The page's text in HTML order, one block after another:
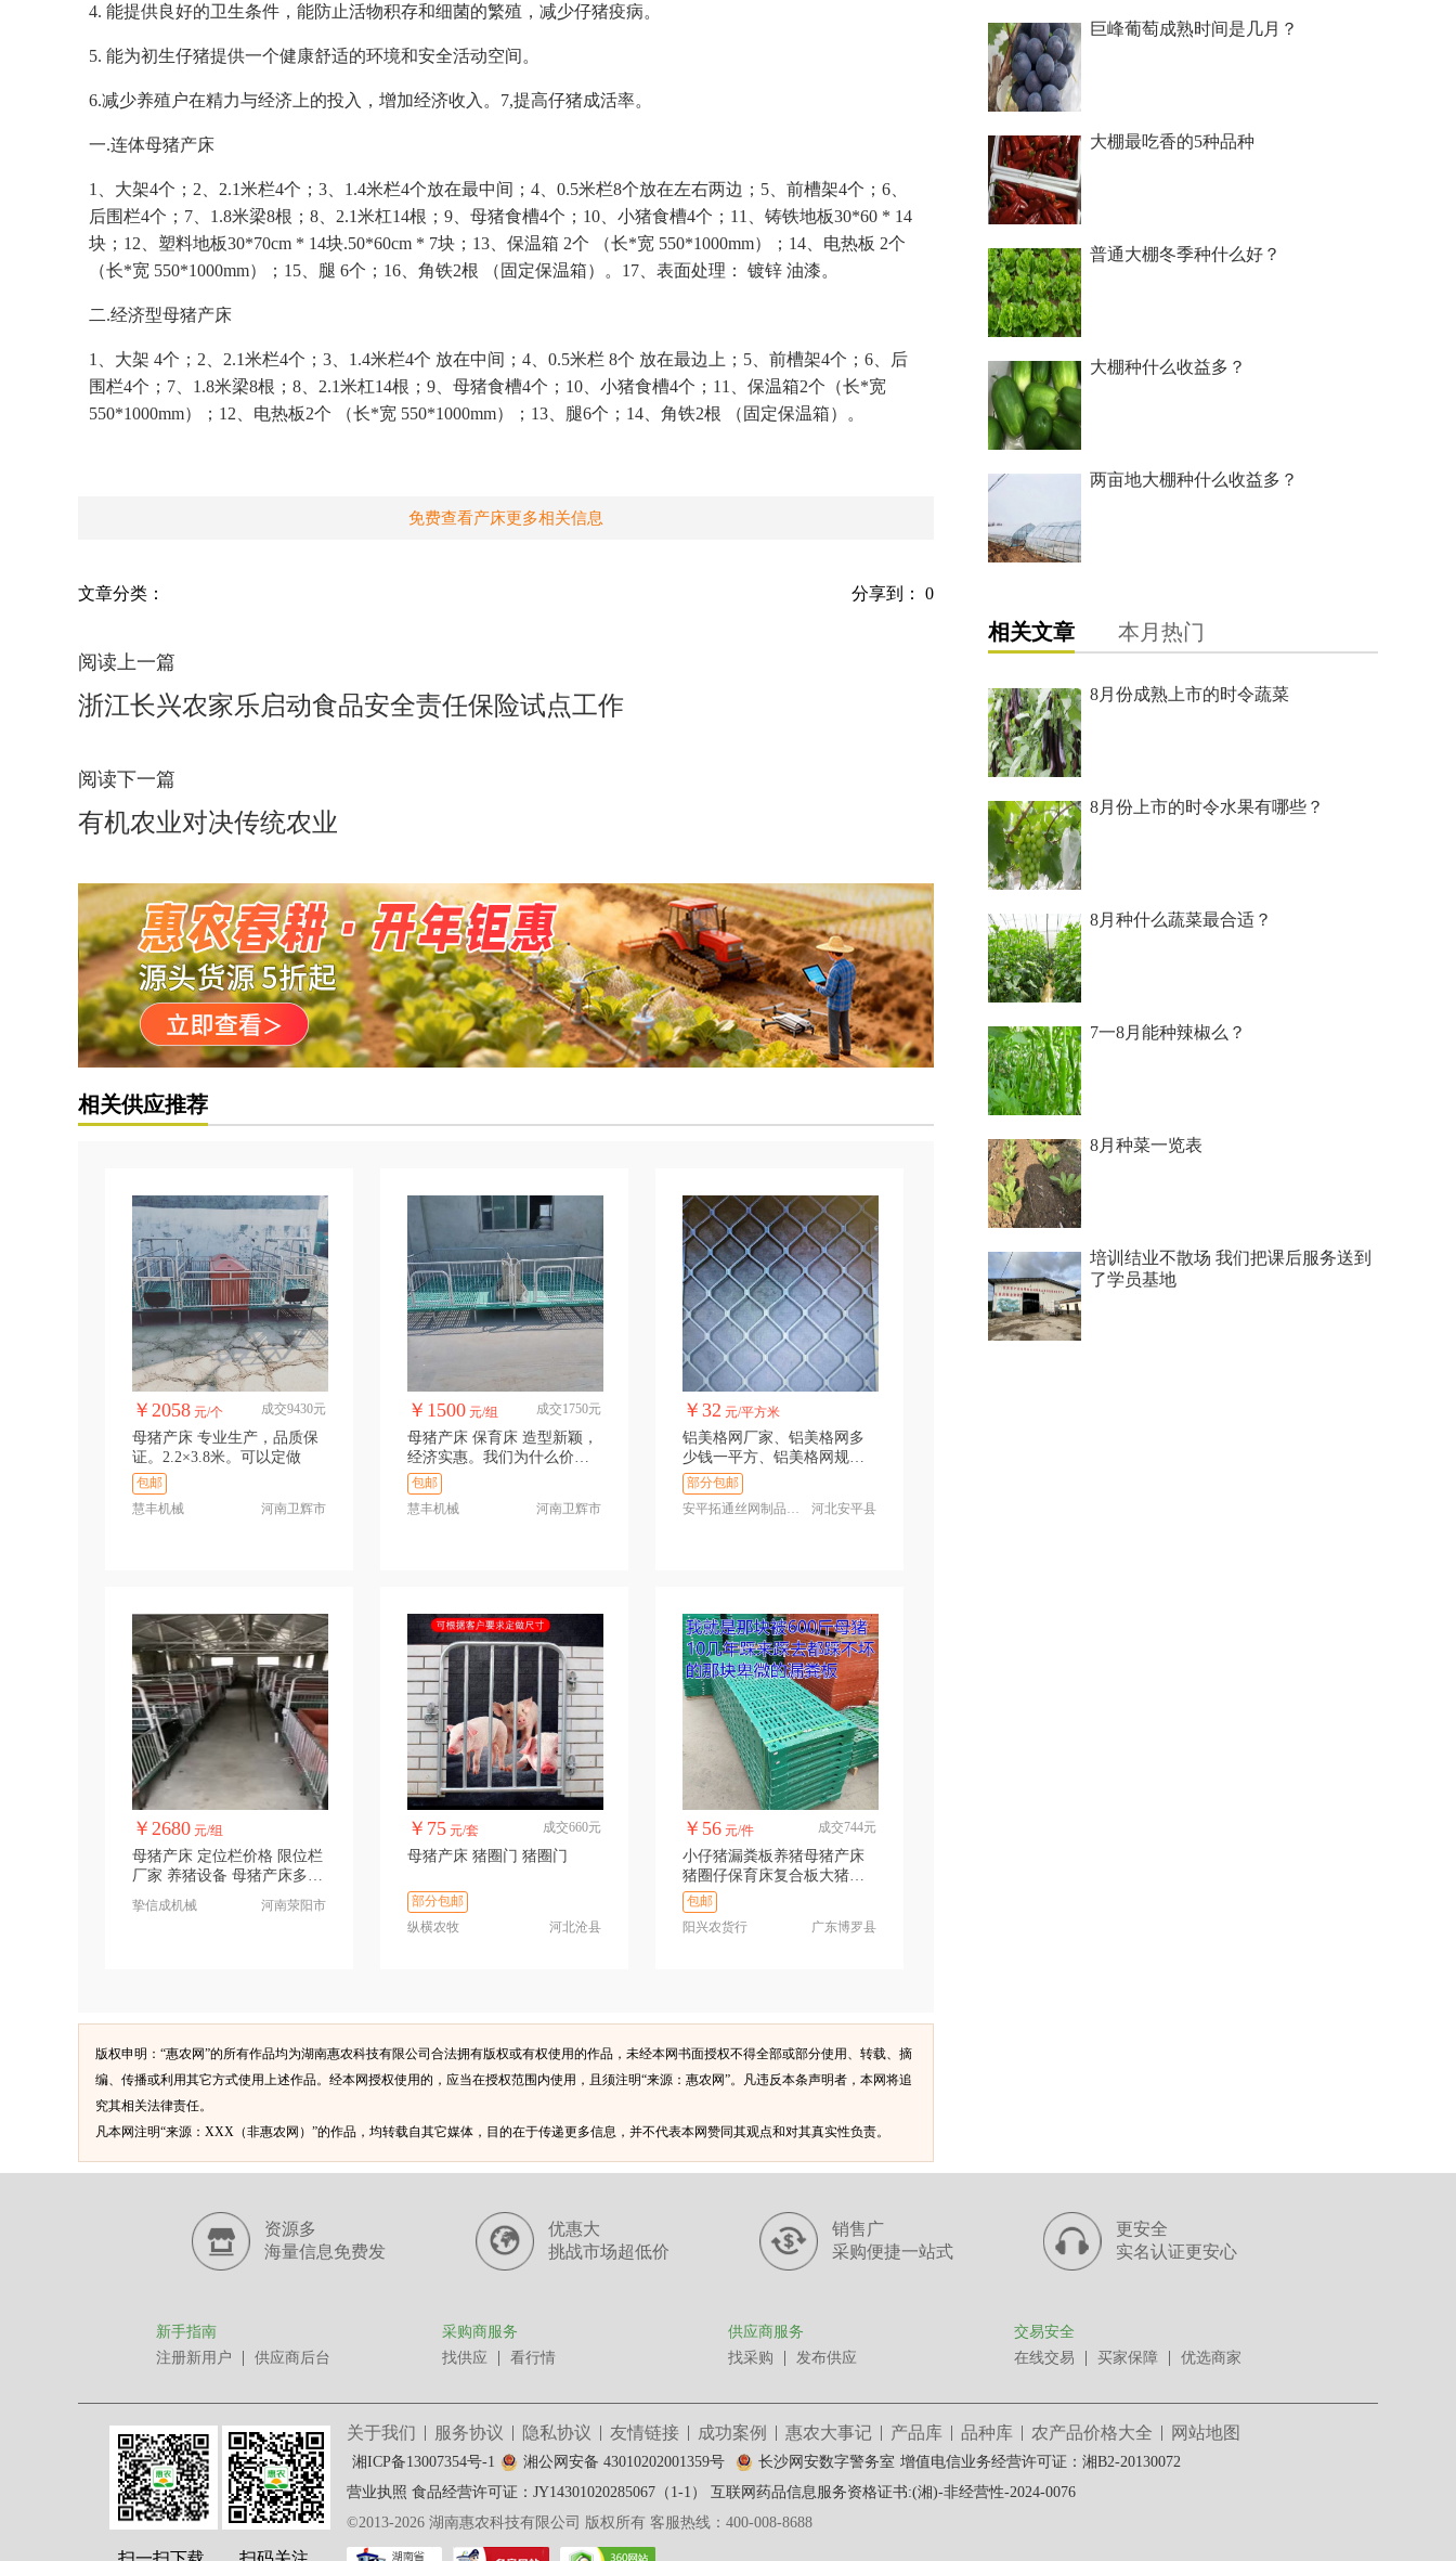
4. 能提供良好的卫生条件，能防止活物积存和细菌的繁殖，减少仔猪疫病。
5. 能为初生仔猪提供一个健康舒适的环境和安全活动空间。
6.减少养殖户在精力与经济上的投入，增加经济收入。7,提高仔猪成活率。
一.连体母猪产床
1、大架4个；2、2.1米栏4个；3、1.4米栏4个放在最中间；4、0.5米栏8个放在左右两边；5、前槽架4个；6、
后围栏4个；7、1.8米梁8根；8、2.1米杠14根；9、母猪食槽4个；10、小猪食槽4个；11、铸铁地板30*60 * 14
块；12、塑料地板30*70cm * 14块.50*60cm * 7块；13、保温箱 2个 （长*宽 550*1000mm）；14、电热板 2个
（长*宽 550*1000mm）；15、腿 6个；16、角铁2根 （固定保温箱）。17、表面处理： 镀锌 油漆。
二.经济型母猪产床
1、大架 4个；2、2.1米栏4个；3、1.4米栏4个 放在中间；4、0.5米栏 8个 放在最边上；5、前槽架4个；6、后
围栏4个；7、1.8米梁8根；8、2.1米杠14根；9、母猪食槽4个；10、小猪食槽4个；11、保温箱2个（长*宽
550*1000mm）；12、电热板2个 （长*宽 550*1000mm）；13、腿6个；14、角铁2根 （固定保温箱）。
免费查看产床更多相关信息
文章分类： 分享到： 0
阅读上一篇
浙江长兴农家乐启动食品安全责任保险试点工作
阅读下一篇
有机农业对决传统农业
相关供应推荐
￥2058 元/个 成交9430元
母猪产床 专业生产，品质保
证。2.2×3.8米。可以定做
包邮
慧丰机械
河南卫辉市
￥1500 元/组 成交1750元
母猪产床 保育床 造型新颖，
经济实惠。我们为什么价格
这么低
包邮
慧丰机械
河南卫辉市
￥32 元/平方米
铝美格网厂家、铝美格网多
少钱一平方、铝美格网规格
铝美格网用途
部分包邮
河北安平县
￥2680 元/组
母猪产床 定位栏价格 限位栏
厂家 养猪设备 母猪产床多少
挚信成机械 河南荥阳市
￥75 元/套 成交660元
母猪产床 猪圈门 猪圈门
部分包邮
纵横农牧
河北沧县
￥56 元/件 成交744元
小仔猪漏粪板养猪母猪产床
猪圈仔保育床复合板大猪养
殖猪场漏粪板
包邮
阳兴农货行
广东博罗县
版权申明：“惠农网”的所有作品均为湖南惠农科技有限公司合法拥有版权或有权使用的作品，未经本网书面授权不得全部或部分使用、转载、摘
编、传播或利用其它方式使用上述作品。经本网授权使用的，应当在授权范围内使用，且须注明“来源：惠农网”。凡违反本条声明者，本网将追
究其相关法律责任。
凡本网注明“来源：XXX（非惠农网）”的作品，均转载自其它媒体，目的在于传递更多信息，并不代表本网赞同其观点和对其真实性负责。
巨峰葡萄成熟时间是几月？
大棚最吃香的5种品种
普通大棚冬季种什么好？
大棚种什么收益多？
两亩地大棚种什么收益多？
相关文章 本月热门
8月份成熟上市的时令蔬菜
8月份上市的时令水果有哪些？
8月种什么蔬菜最合适？
7一8月能种辣椒么？
8月种菜一览表
培训结业不散场 我们把课后服务送到
了学员基地
资源多
海量信息免费发
优惠大
挑战市场超低价
销售广
采购便捷一站式
更安全
实名认证更安心
新手指南
注册新用户
供应商后台
采购商服务
找供应
看行情
供应商服务
找采购
发布供应
交易安全
在线交易
买家保障 优选商家
关于我们 服务协议 隐私协议 友情链接 成功案例 惠农大事记 产品库 品种库 农产品价格大全 网站地图
湘ICP备13007354号-1 湘公网安备 43010202001359号 长沙网安数字警务室 增值电信业务经营许可证：湘B2-20130072
营业执照 食品经营许可证：JY14301020285067（1-1）
互联网药品信息服务资格证书:(湘)-非经营性-2024-0076
©2013-2026 湖南惠农科技有限公司 版权所有 客服热线：400-008-8688